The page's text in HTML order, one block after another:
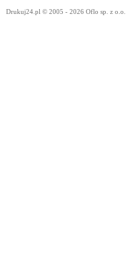
Drukuj24.pl © 2005 - 2026 Oflo sp. z o.o.